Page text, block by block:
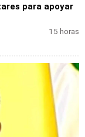
para apoyar
15 horas